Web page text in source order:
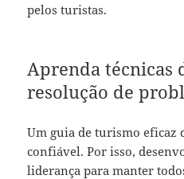
pelos turistas.
Aprenda técnicas
resolução de
Um guia de turismo eficaz
confiável. Por isso,
liderança para manter